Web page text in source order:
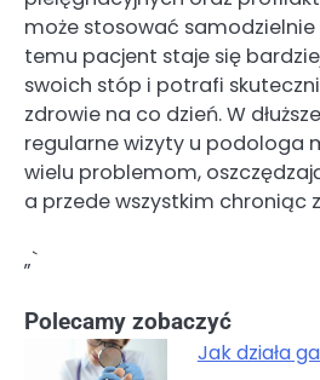
może stosować samodzielnie
temu pacjent staje się
swoich stóp i potrafi
zdrowie na co dzień. W
regularne wizyty u podologa
wielu problemom,
a przede wszystkim chroniąc
„`
Polecamy zobaczyć
Jak działa